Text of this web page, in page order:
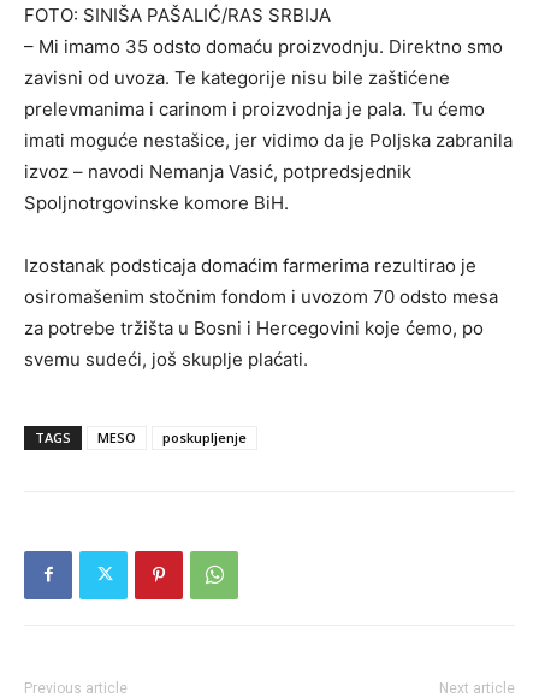
FOTO: SINIŠA PAŠALIĆ/RAS SRBIJA
– Mi imamo 35 odsto domaću proizvodnju. Direktno smo
zavisni od uvoza. Te kategorije nisu bile zaštićene
prelevmanima i carinom i proizvodnja je pala. Tu ćemo
imati moguće nestašice, jer vidimo da je Poljska zabranila
izvoz – navodi Nemanja Vasić, potpredsjednik
Spoljnotrgovinske komore BiH.
Izostanak podsticaja domaćim farmerima rezultirao je
osiromašenim stočnim fondom i uvozom 70 odsto mesa
za potrebe tržišta u Bosni i Hercegovini koje ćemo, po
svemu sudeći, još skuplje plaćati.
TAGS MESO poskupljenje
Previous article Next article